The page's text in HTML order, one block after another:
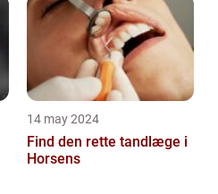
14 may 2024
Find den rette tandlæge i
Horsens